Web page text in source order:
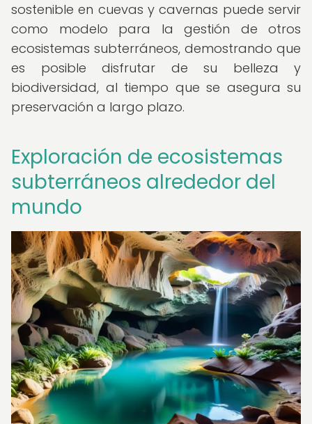
sostenible en cuevas y cavernas puede servir
como modelo para la gestión de otros
ecosistemas subterráneos, demostrando que
es posible disfrutar de su belleza y
biodiversidad, al tiempo que se asegura su
preservación a largo plazo.
Exploración de ecosistemas
subterráneos alrededor del
mundo